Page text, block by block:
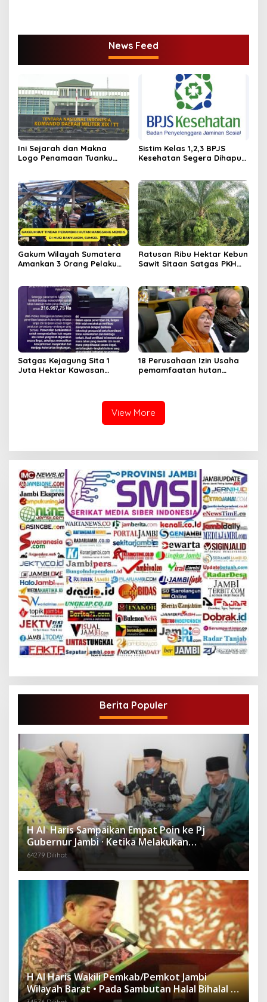
News Feed
Ini Sejarah dan Makna
Logo Penamaan Tuanku
Sistim Kelas 1,2,3 BPJS
Kesehatan Segera Dihapus,
Gakum Wilayah Sumatera
Amankan 3 Orang Pelaku
Ratusan Ribu Hektar Kebun
Sawit Sitaan Satgas PKH
Satgas Kejagung Sita 1
Juta Hektar Kawasan
18 Perusahaan Izin Usaha
pemamfaatan hutan
View More
Berita Populer
H Al Haris Sampaikan Empat Poin ke Pj
Gubernur Jambi · Ketika Melakukan
Kunjungan Kerja ke Merangin
64279 Dilihat
H Al Haris Wakili Pemkab/Pemkot Jambi
Wilayah Barat • Pada Sambutan Halal Bihalal di